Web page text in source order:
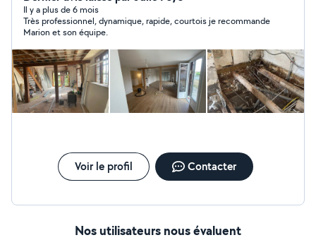
électricité
Il y a plus de 6 mois
Très professionnel, dynamique, rapide, courtois je recommande
Marion et son équipe.
Voir le profil Contacter
Nos utilisateurs nous évaluent